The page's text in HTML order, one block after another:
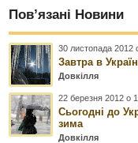
Пов’язані Новини
30 листопада 2012
Завтра в
Довкілля
22 березня 2012 о
Сьогодні до
зима
Довкілля